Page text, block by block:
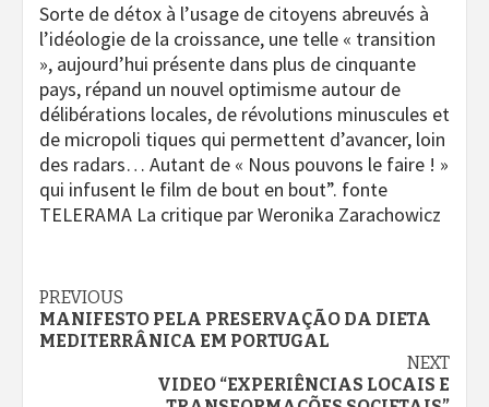
Sorte de détox à l’usage de citoyens abreuvés à
l’idéologie de la croissance, une telle « transition
», aujourd’hui présente dans plus de cinquante
pays, répand un nouvel optimisme autour de
délibérations locales, de révolutions minuscules et
de micropoli tiques qui permettent d’avancer, loin
des radars… Autant de « Nous pouvons le faire ! »
qui infusent le film de bout en bout”. fonte
TELERAMA La critique par Weronika Zarachowicz
Continue
Reading
PREVIOUS
MANIFESTO PELA PRESERVAÇÃO DA DIETA
MEDITERRÂNICA EM PORTUGAL
NEXT
VIDEO “EXPERIÊNCIAS LOCAIS E